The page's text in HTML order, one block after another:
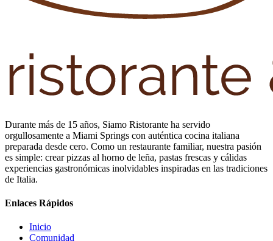
Durante más de 15 años, Siamo Ristorante ha servido
orgullosamente a Miami Springs con auténtica cocina italiana
preparada desde cero. Como un restaurante familiar, nuestra pasión
es simple: crear pizzas al horno de leña, pastas frescas y cálidas
experiencias gastronómicas inolvidables inspiradas en las tradiciones
de Italia.
Enlaces Rápidos
Inicio
Comunidad